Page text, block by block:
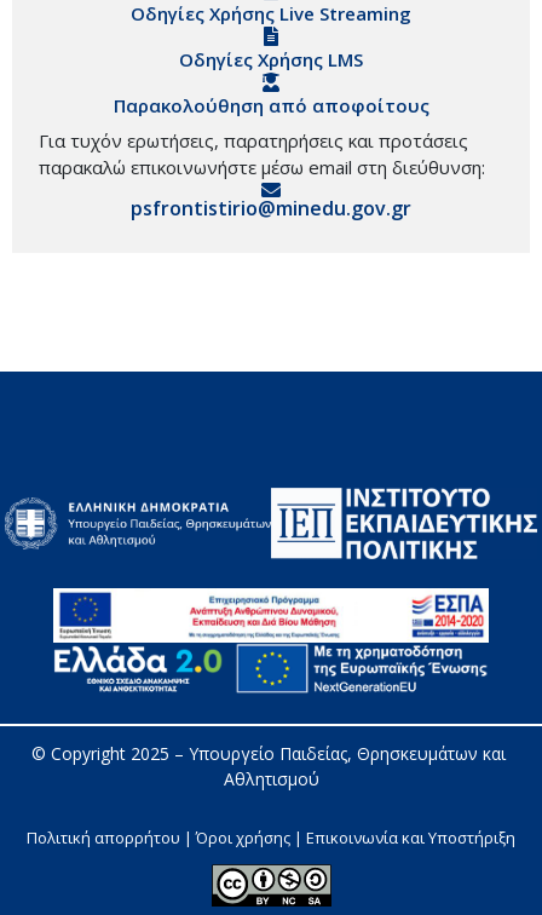
Οδηγίες Χρήσης Live Streaming
Οδηγίες Χρήσης LMS
Παρακολούθηση από αποφοίτους
Για τυχόν ερωτήσεις, παρατηρήσεις και προτάσεις
παρακαλώ επικοινωνήστε μέσω email στη διεύθυνση:
psfrontistirio@minedu.gov.gr
© Copyright 2025 – Υπουργείο Παιδείας, Θρησκευμάτων και
Αθλητισμού
Πολιτική απορρήτου | Όροι χρήσης | Επικοινωνία και Υποστήριξη